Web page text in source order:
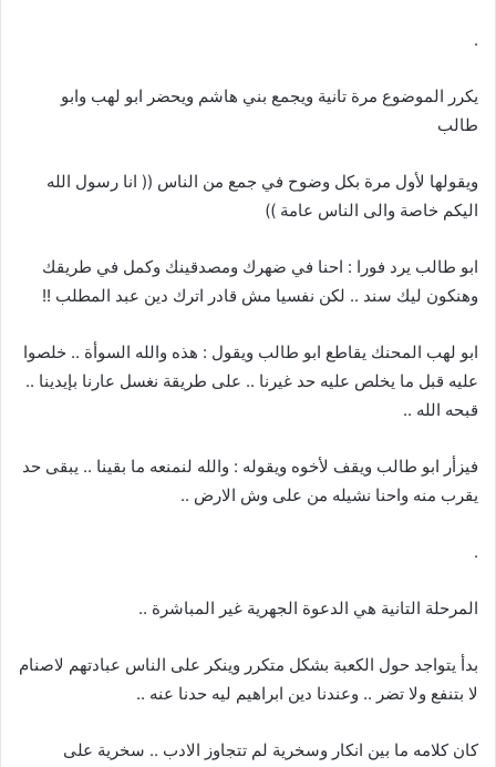
.
يكرر الموضوع مرة تانية ويجمع بني هاشم ويحضر ابو لهب وابو
طالب
ويقولها لأول مرة بكل وضوح في جمع من الناس (( انا رسول الله
اليكم خاصة والى الناس عامة ))
ابو طالب يرد فورا : احنا في ضهرك ومصدقينك وكمل في طريقك
وهنكون ليك سند .. لكن نفسيا مش قادر اترك دين عبد المطلب !!
ابو لهب المحنك يقاطع ابو طالب ويقول : هذه والله السوأة .. خلصوا
عليه قبل ما يخلص عليه حد غيرنا .. على طريقة نغسل عارنا بإيدينا ..
قبحه الله ..
فيزأر ابو طالب ويقف لأخوه ويقوله : والله لنمنعه ما بقينا .. يبقى حد
يقرب منه واحنا نشيله من على وش الارض ..
.
المرحلة التانية هي الدعوة الجهرية غير المباشرة ..
بدأ يتواجد حول الكعبة بشكل متكرر وينكر على الناس عبادتهم لاصنام
لا بتنفع ولا تضر .. وعندنا دين ابراهيم ليه حدنا عنه ..
كان كلامه ما بين انكار وسخرية لم تتجاوز الادب .. سخرية على